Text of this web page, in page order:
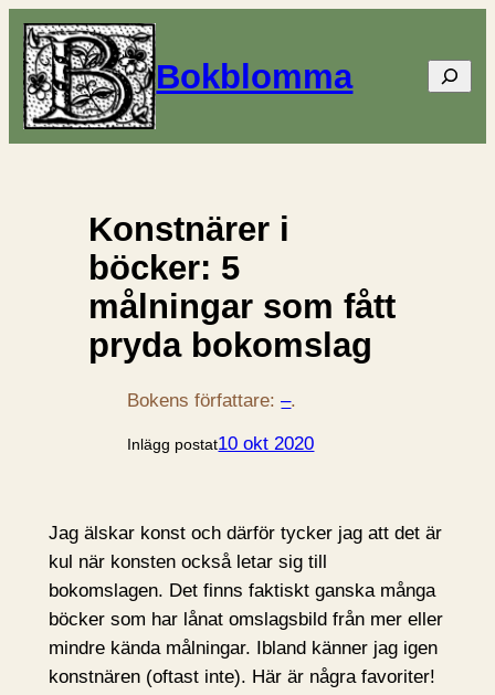
Bokblomma Sök
Konstnärer i
böcker: 5
målningar som fått
pryda bokomslag
Bokens författare:–.
Inlägg postat10 okt 2020
Jag älskar konst och därför tycker jag att det är
kul när konsten också letar sig till
bokomslagen. Det finns faktiskt ganska många
böcker som har lånat omslagsbild från mer eller
mindre kända målningar. Ibland känner jag igen
konstnären (oftast inte). Här är några favoriter!